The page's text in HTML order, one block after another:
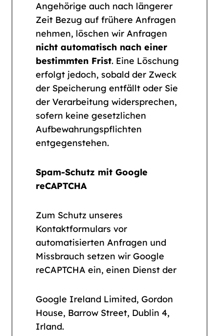
Angehörige auch nach längerer
Zeit Bezug auf frühere Anfragen
nehmen, löschen wir Anfragen
nicht automatisch nach einer
bestimmten Frist. Eine Löschung
erfolgt jedoch, sobald der Zweck
der Speicherung entfällt oder Sie
der Verarbeitung widersprechen,
sofern keine gesetzlichen
Aufbewahrungspflichten
entgegenstehen.
Spam-Schutz mit Google
reCAPTCHA
Zum Schutz unseres
Kontaktformulars vor
automatisierten Anfragen und
Missbrauch setzen wir Google
reCAPTCHA ein, einen Dienst der
Google Ireland Limited, Gordon
House, Barrow Street, Dublin 4,
Irland.